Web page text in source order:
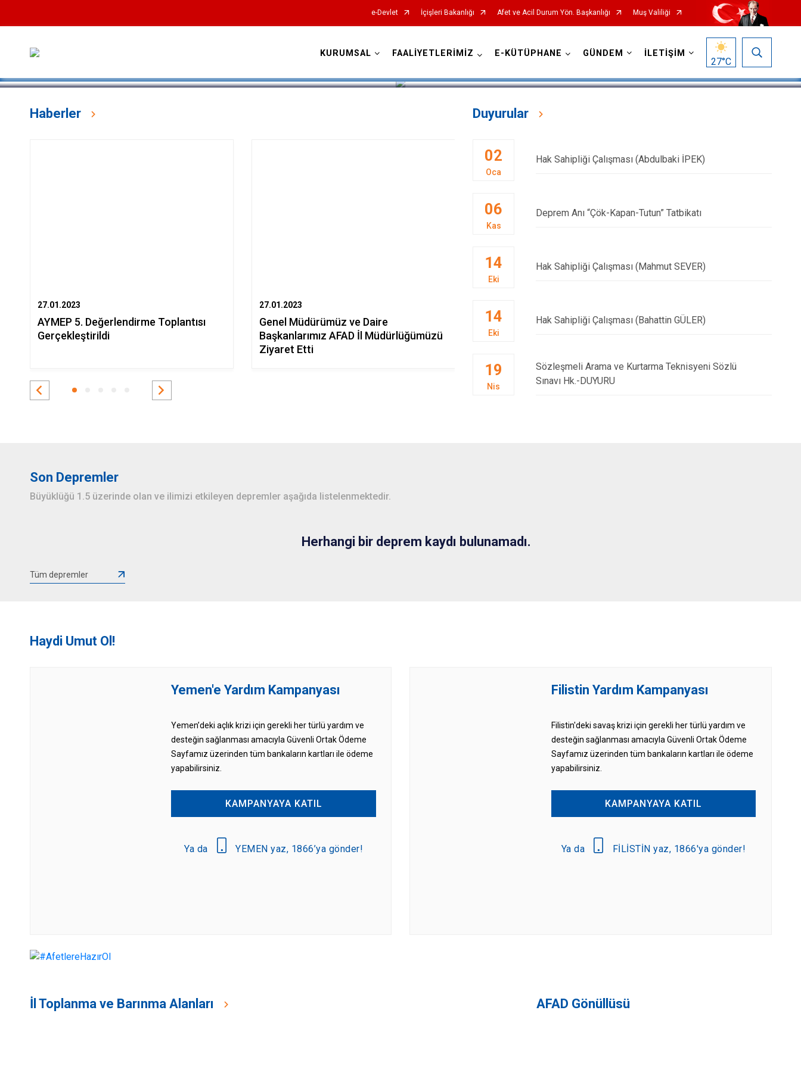
e-Devlet İçişleri Bakanlığı Afet ve Acil Durum Yön. Başkanlığı Muş Valiliği
KURUMSAL FAALİYETLERİMİZ E-KÜTÜPHANE GÜNDEM İLETİŞİM
27°C
Haberler
27.01.2023
AYMEP 5. Değerlendirme Toplantısı
Gerçekleştirildi
27.01.2023
Genel Müdürümüz ve Daire
Başkanlarımız AFAD İl Müdürlüğümüzü
Ziyaret Etti
Kurtik Dağı'nda Çığ Tatbikatı
Gerçekleştirildi
12 Kasım Deprem
Duyurular
02
Oca
Hak Sahipliği Çalışması (Abdulbaki İPEK)
06
Kas
Deprem Anı “Çök-Kapan-Tutun” Tatbikatı
14
Eki
Hak Sahipliği Çalışması (Mahmut SEVER)
14
Eki
Hak Sahipliği Çalışması (Bahattin GÜLER)
19
Nis
Sözleşmeli Arama ve Kurtarma Teknisyeni Sözlü
Sınavı Hk.-DUYURU
Son Depremler
Büyüklüğü 1.5 üzerinde olan ve ilimizi etkileyen depremler aşağıda listelenmektedir.
Herhangi bir deprem kaydı bulunamadı.
Tüm depremler
Haydi Umut Ol!
Yemen'e Yardım Kampanyası
Yemen’deki açlık krizi için gerekli her türlü yardım ve
desteğin sağlanması amacıyla Güvenli Ortak Ödeme
Sayfamız üzerinden tüm bankaların kartları ile ödeme
yapabilirsiniz.
KAMPANYAYA KATIL
Ya da YEMEN yaz, 1866’ya gönder!
Filistin Yardım Kampanyası
Filistin'deki savaş krizi için gerekli her türlü yardım ve
desteğin sağlanması amacıyla Güvenli Ortak Ödeme
Sayfamız üzerinden tüm bankaların kartları ile ödeme
yapabilirsiniz.
KAMPANYAYA KATIL
Ya da FİLİSTİN yaz, 1866'ya gönder!
İl Toplanma ve Barınma Alanları AFAD Gönüllüsü